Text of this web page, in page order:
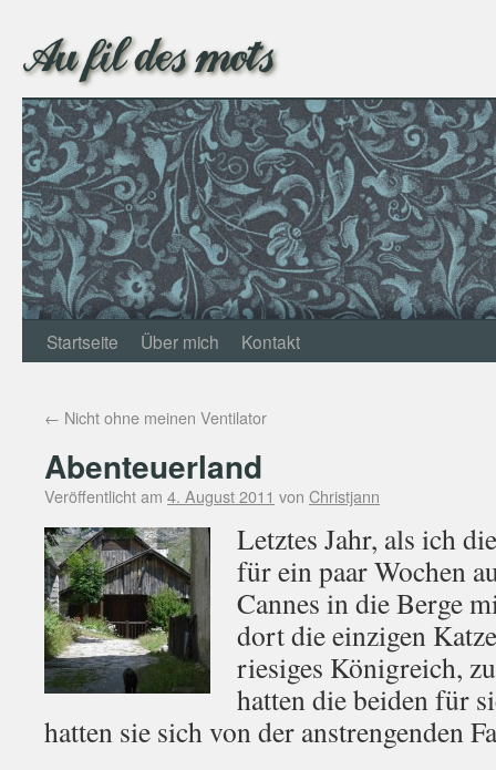
Au fil des mots
Startseite Über mich Kontakt
← Nicht ohne meinen Ventilator
Abenteuerland
Veröffentlicht am 4. August 2011 von Christjann
Letztes Jahr, als ich
für ein paar Wochen
Cannes in die Berge
dort die einzigen
riesiges Königreich,
hatten die beiden für
hatten sie sich von der anstrengenden